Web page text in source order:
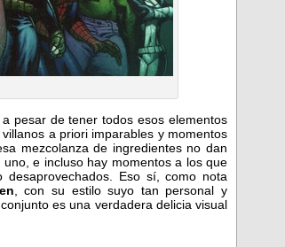
pesar de tener todos esos elementos
a priori imparables y momentos
mezcolanza de ingredientes no dan
e incluso hay momentos a los que
Eso sí, como nota
, con su estilo suyo tan personal y
es una verdadera delicia visual